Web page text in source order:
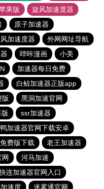
果版
旋风加速度器
原子加速器
加速度器
外网网址导航
哔咔漫画
小美
加速器每日免费
白鲸加速器正版app
版
黑洞加速官网
ssr加速器
加速器官网下载安卓
费版下载
老王加速器
网
河马加速
连加速器官网入口
速度 迷雾通官网